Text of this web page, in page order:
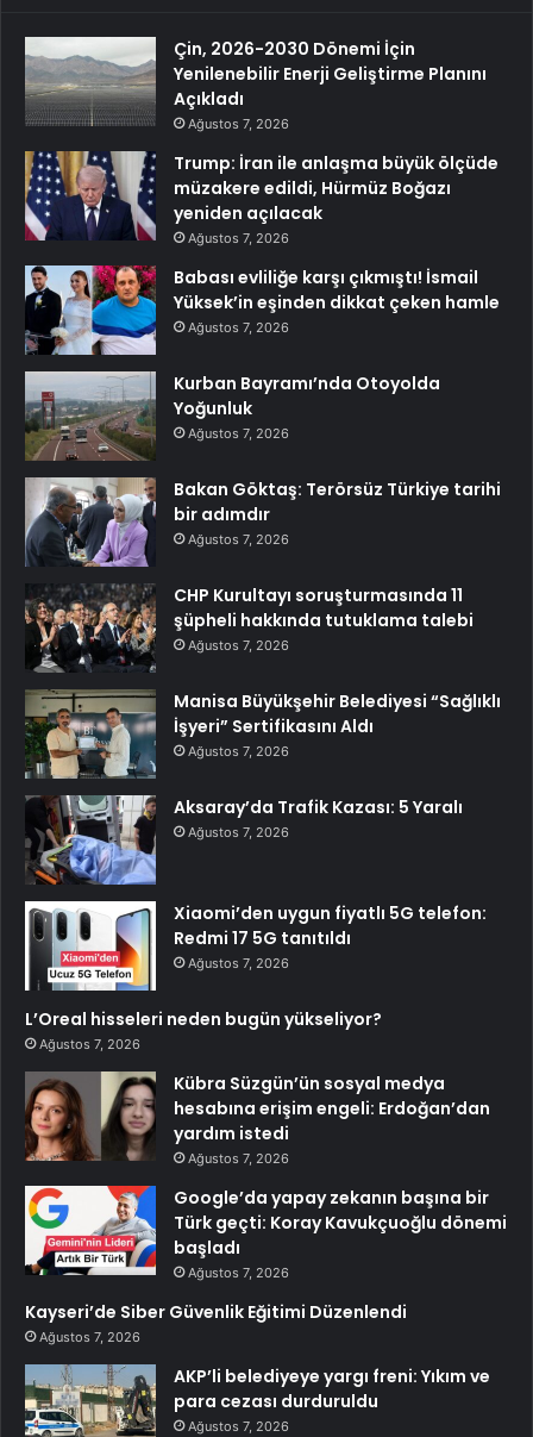
Çin, 2026-2030 Dönemi İçin
Yenilenebilir Enerji Geliştirme Planını
Açıkladı
Ağustos 7, 2026
Trump: İran ile anlaşma büyük ölçüde
müzakere edildi, Hürmüz Boğazı
yeniden açılacak
Ağustos 7, 2026
Babası evliliğe karşı çıkmıştı! İsmail
Yüksek’in eşinden dikkat çeken hamle
Ağustos 7, 2026
Kurban Bayramı’nda Otoyolda
Yoğunluk
Ağustos 7, 2026
Bakan Göktaş: Terörsüz Türkiye tarihi
bir adımdır
Ağustos 7, 2026
CHP Kurultayı soruşturmasında 11
şüpheli hakkında tutuklama talebi
Ağustos 7, 2026
Manisa Büyükşehir Belediyesi “Sağlıklı
İşyeri” Sertifikasını Aldı
Ağustos 7, 2026
Aksaray’da Trafik Kazası: 5 Yaralı
Ağustos 7, 2026
Xiaomi’den uygun fiyatlı 5G telefon:
Redmi 17 5G tanıtıldı
Ağustos 7, 2026
L’Oreal hisseleri neden bugün yükseliyor?
Ağustos 7, 2026
Kübra Süzgün’ün sosyal medya
hesabına erişim engeli: Erdoğan’dan
yardım istedi
Ağustos 7, 2026
Google’da yapay zekanın başına bir
Türk geçti: Koray Kavukçuoğlu dönemi
başladı
Ağustos 7, 2026
Kayseri’de Siber Güvenlik Eğitimi Düzenlendi
Ağustos 7, 2026
AKP’li belediyeye yargı freni: Yıkım ve
para cezası durduruldu
Ağustos 7, 2026